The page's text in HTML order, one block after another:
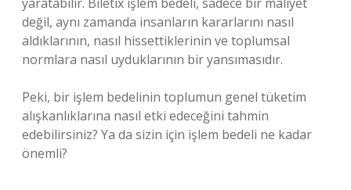
değil, aynı zamanda insanların kararlarını nasıl
aldıklarının, nasıl hissettiklerinin ve toplumsal
normlara nasıl uyduklarının bir yansımasıdır.
Peki, bir işlem bedelinin toplumun genel tüketim
alışkanlıklarına nasıl etki edeceğini tahmin
edebilirsiniz? Ya da sizin için işlem bedeli ne kadar
önemli?